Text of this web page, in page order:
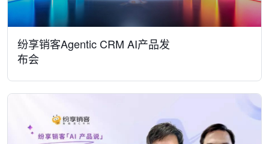
纷享销客Agentic CRM AI产品发
布会